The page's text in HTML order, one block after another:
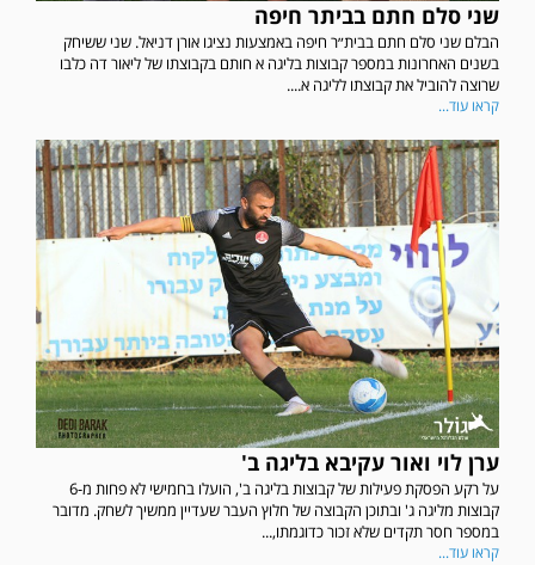
שני סלם חתם בביתר חיפה
הבלם שני סלם חתם בבית״ר חיפה באמצעות נציגו אורן דניאל. שני ששיחק
בשנים האחרונות במספר קבוצות בליגה א חותם בקבוצתו של ליאור דה כלבו
שרוצה להוביל את קבוצתו לליגה א....
קראו עוד...
ערן לוי ואור עקיבא בליגה ב'
על רקע הפסקת פעילות של קבוצות בליגה ב', הועלו בחמישי לא פחות מ-6
קבוצות מליגה ג' ובתוכן הקבוצה של חלוץ העבר שעדיין ממשיך לשחק. מדובר
במספר חסר תקדים שלא זכור כדוגמתו,...
קראו עוד...